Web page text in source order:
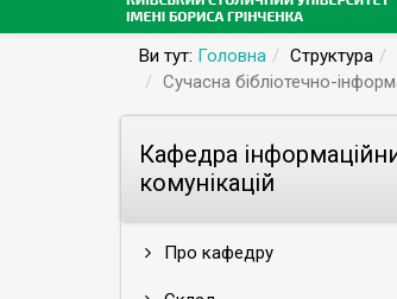
Ви тут: Головна Структура
Сучасна бібліотечно-
Кафедра
комунікацій
Про кафедру